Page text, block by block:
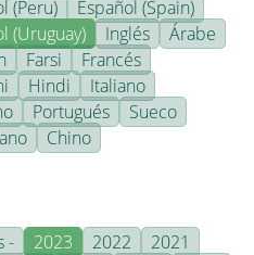
(Peru)
Español (Spain)
(Uruguay)
Inglés
Árabe
Farsi
Francés
Hindi
Italiano
Portugués
Sueco
Chino
-
2023 2022
2021